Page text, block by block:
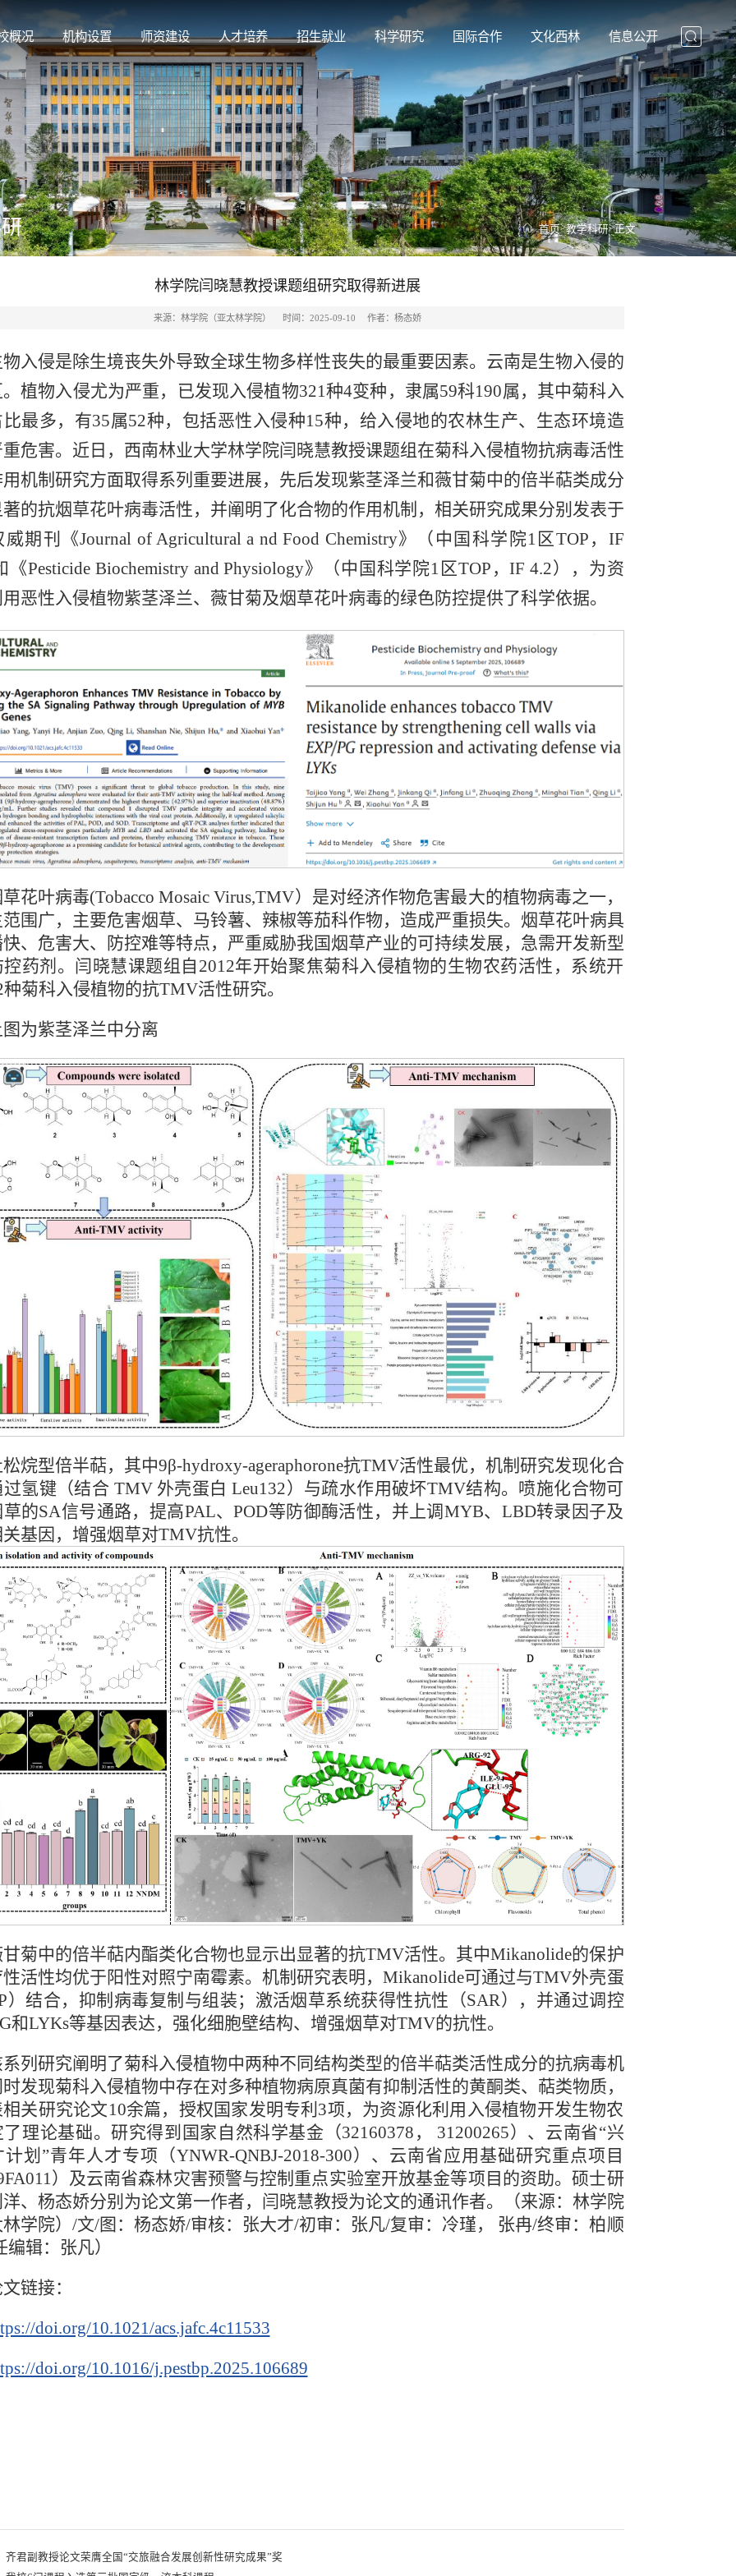
概况 机构设置 师资建设 人才培养 招生就业 科学研究 国际合作 文化西林 信息公开
首页>教学科研>正文
林学院闫晓慧教授课题组研究取得新进展
来源：林学院（亚太林学院） 时间：2025-09-10 作者：杨态娇
入侵是除生境丧失外导致全球生物多样性丧失的最重要因素。云南是生物入侵的
植物入侵尤为严重，已发现入侵植物321种4变种，隶属59科190属，其中菊科入
最多，有35属52种，包括恶性入侵种15种，给入侵地的农林生产、生态环境造
危害。近日，西南林业大学林学院闫晓慧教授课题组在菊科入侵植物抗病毒活性
机制研究方面取得系列重要进展，先后发现紫茎泽兰和薇甘菊中的倍半萜类成分
的抗烟草花叶病毒活性，并阐明了化合物的作用机制，相关研究成果分别发表于
期刊《Journal of Agricultural a nd Food Chemistry》（中国科学院1区TOP，IF
《Pesticide Biochemistry and Physiology》（ 中国科学院1区TOP，IF 4.2），为资
恶性入侵植物紫茎泽兰、薇甘菊及烟草花叶病毒的绿色防控提供了科学依据。
花叶病毒(Tobacco Mosaic Virus,TMV）是对经济作物危害最大的植物病毒之一，
围广，主要危害烟草、马铃薯、辣椒等茄科作物，造成严重损失。烟草花叶病具
、危害大、防控难等特点，严重威胁我国烟草产业的可持续发展，急需开发新型
药剂。闫晓慧课题组自2012年开始聚焦菊科入侵植物的生物农药活性，系统开
菊科入侵植物的抗TMV活性研究。
为紫茎泽兰中分离
烷型倍半萜，其中9β-hydroxy-ageraphorone抗TMV活性最优，机制研究发现化合
氢键（结合 TMV 外壳蛋白 Leu132）与疏水作用破坏TMV结构。喷施化合物可
的SA信号通路，提高PAL、POD等防御酶活性，并上调MYB、LBD转录因子及
基因，增强烟草对TMV抗性。
菊中的倍半萜内酯类化合物也显示出显著的抗TMV活性。其中Mikanolide的保护
活性均优于阳性对照宁南霉素。机制研究表明，Mikanolide可通过与TMV外壳蛋
）结合，抑制病毒复制与组装；激活烟草系统获得性抗性（SAR），并通过调控
和LYKs等基因表达，强化细胞壁结构、增强烟草对TMV的抗性。
列研究阐明了菊科入侵植物中两种不同结构类型的倍半萜类活性成分的抗病毒机
发现菊科入侵植物中存在对多种植物病原真菌有抑制活性的黄酮类、萜类物质，
关研究论文10余篇，授权国家发明专利3项，为资源化利用入侵植物开发生物农
理论基础。研究得到国家自然科学基金（32160378， 31200265）、云南省“兴
划”青年人才专项（YNWR-QNBJ-2018-300）、云南省应用基础研究重点项目
）及云南省森林灾害预警与控制重点实验室开放基金等项目的资助。硕士研
、杨态娇分别为论文第一作者，闫晓慧教授为论文的通讯作者。（来源：林学院
学院）/文/图：杨态娇/审核：张大才/初审：张凡/复审：冷瑾， 张冉/终审：柏顺
辑：张凡）
链接：
doi.org/10.1021/acs.jafc.4c11533
doi.org/10.1016/j.pestbp.2025.106689
齐君副教授论文荣膺全国“交旅融合发展创新性研究成果”奖